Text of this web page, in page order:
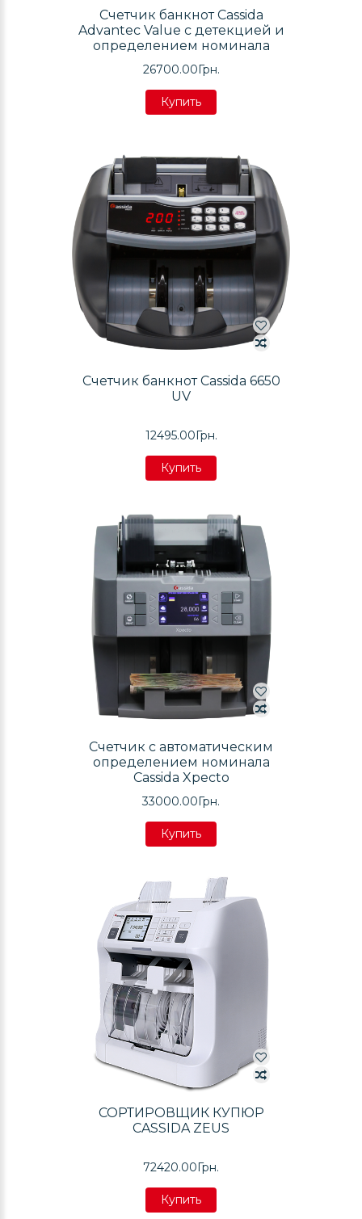
Счетчик банкнот Cassida
Advantec Value с детекцией и
определением номинала
26700.00Грн.
Купить
Купить
Счетчик банкнот Cassida 6650
UV
12495.00Грн.
Купить
Купить
Купить
Счетчик с автоматическим
определением номинала
Cassida Xpecto
33000.00Грн.
Купить
Купить
Купить
СОРТИРОВЩИК КУПЮР
CASSIDA ZEUS
72420.00Грн.
Купить
Купить